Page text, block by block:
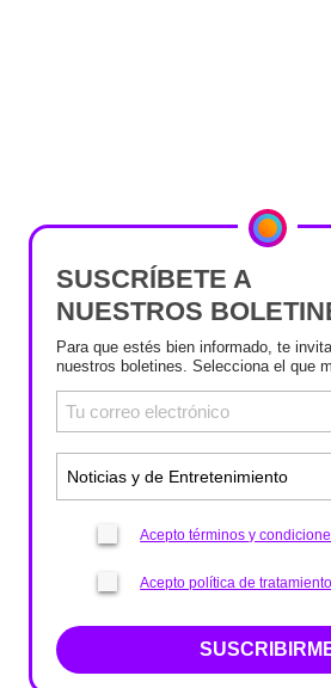
SUSCRÍBETE A
NUESTROS
Para que estés bien informado, te
nuestros boletines. Selecciona el que
Acepto términos y
Acepto política de